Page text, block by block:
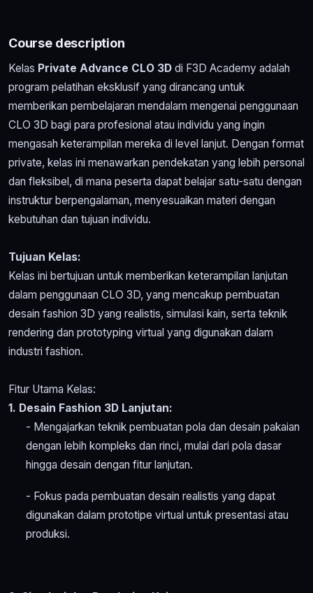
Course description
Kelas Private Advance CLO 3D di F3D Academy adalah
program pelatihan eksklusif yang dirancang untuk
memberikan pembelajaran mendalam mengenai penggunaan
CLO 3D bagi para profesional atau individu yang ingin
mengasah keterampilan mereka di level lanjut. Dengan format
private, kelas ini menawarkan pendekatan yang lebih personal
dan fleksibel, di mana peserta dapat belajar satu-satu dengan
instruktur berpengalaman, menyesuaikan materi dengan
kebutuhan dan tujuan individu.
Tujuan Kelas:
Kelas ini bertujuan untuk memberikan keterampilan lanjutan
dalam penggunaan CLO 3D, yang mencakup pembuatan
desain fashion 3D yang realistis, simulasi kain, serta teknik
rendering dan prototyping virtual yang digunakan dalam
industri fashion.
Fitur Utama Kelas:
1. Desain Fashion 3D Lanjutan:
- Mengajarkan teknik pembuatan pola dan desain pakaian
dengan lebih kompleks dan rinci, mulai dari pola dasar
hingga desain dengan fitur lanjutan.
- Fokus pada pembuatan desain realistis yang dapat
digunakan dalam prototipe virtual untuk presentasi atau
produksi.